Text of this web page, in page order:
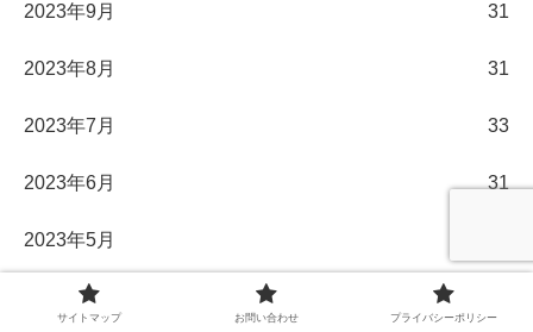
2023年9月 31
2023年8月 31
2023年7月 33
2023年6月 31
2023年5月
2023年4月
サイトマップ お問い合わせ プライバシーポリシー